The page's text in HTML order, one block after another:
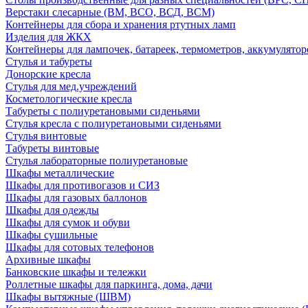
Верстаки слесарные (ВМ, ВСО, ВСД, ВСМ)
Контейнеры для сбора и хранения ртутных ламп
Изделия для ЖКХ
Контейнеры для лампочек, батареек, термометров,
Стулья и табуреты
Донорские кресла
Стулья для мед.учреждений
Косметологические кресла
Табуреты с полиуретановыми сиденьями
Стулья кресла с полиуретановыми сиденьями
Стулья винтовые
Табуреты винтовые
Стулья лабораторные полиуретановые
Шкафы металлические
Шкафы для противогазов и СИЗ
Шкафы для газовых баллонов
Шкафы для одежды
Шкафы для сумок и обуви
Шкафы сушильные
Шкафы для сотовых телефонов
Архивные шкафы
Банковские шкафы и тележки
Роллетные шкафы для паркинга, дома, дачи
Шкафы вытяжные (ШВМ)